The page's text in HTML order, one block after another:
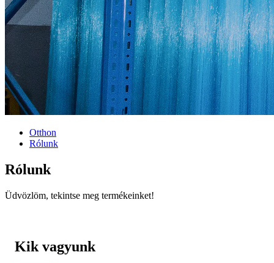
Otthon
Rólunk
Rólunk
Üdvözlöm, tekintse meg termékeinket!
Kik vagyunk